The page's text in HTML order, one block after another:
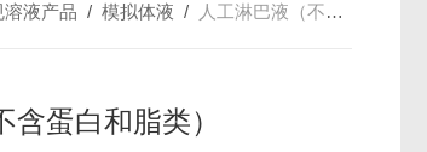
溶液产品 /模拟体液 / 人工淋巴液（不含蛋白和脂类）
含蛋白和脂类）